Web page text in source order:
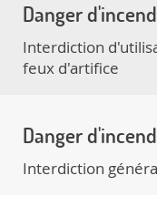
Danger
Interdiction
feux d'artifice
Danger
Interdiction